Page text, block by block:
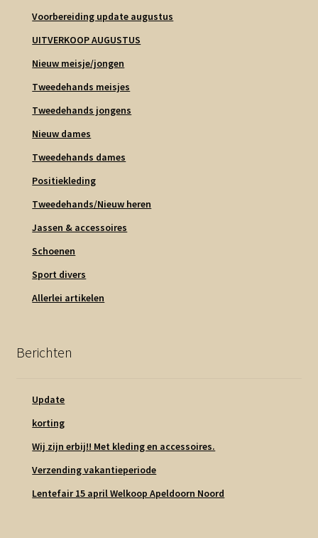
Voorbereiding update augustus
UITVERKOOP AUGUSTUS
Nieuw meisje/jongen
Tweedehands meisjes
Tweedehands jongens
Nieuw dames
Tweedehands dames
Positiekleding
Tweedehands/Nieuw heren
Jassen & accessoires
Schoenen
Sport divers
Allerlei artikelen
Berichten
Update
korting
Wij zijn erbij!! Met kleding en accessoires.
Verzending vakantieperiode
Lentefair 15 april Welkoop Apeldoorn Noord